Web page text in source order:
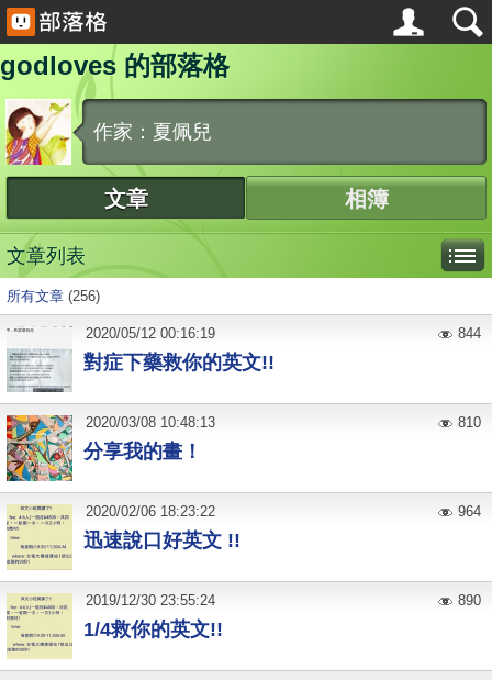
godloves 的部落格
作家：夏佩兒
文章 相簿
文章列表
所有文章 (256)
對症下藥救你的英文!!
2020/05/12 00:16:19 844
分享我的畫！
2020/03/08 10:48:13 810
迅速說口好英文 !!
2020/02/06 18:23:22 964
1/4救你的英文!!
2019/12/30 23:55:24 890